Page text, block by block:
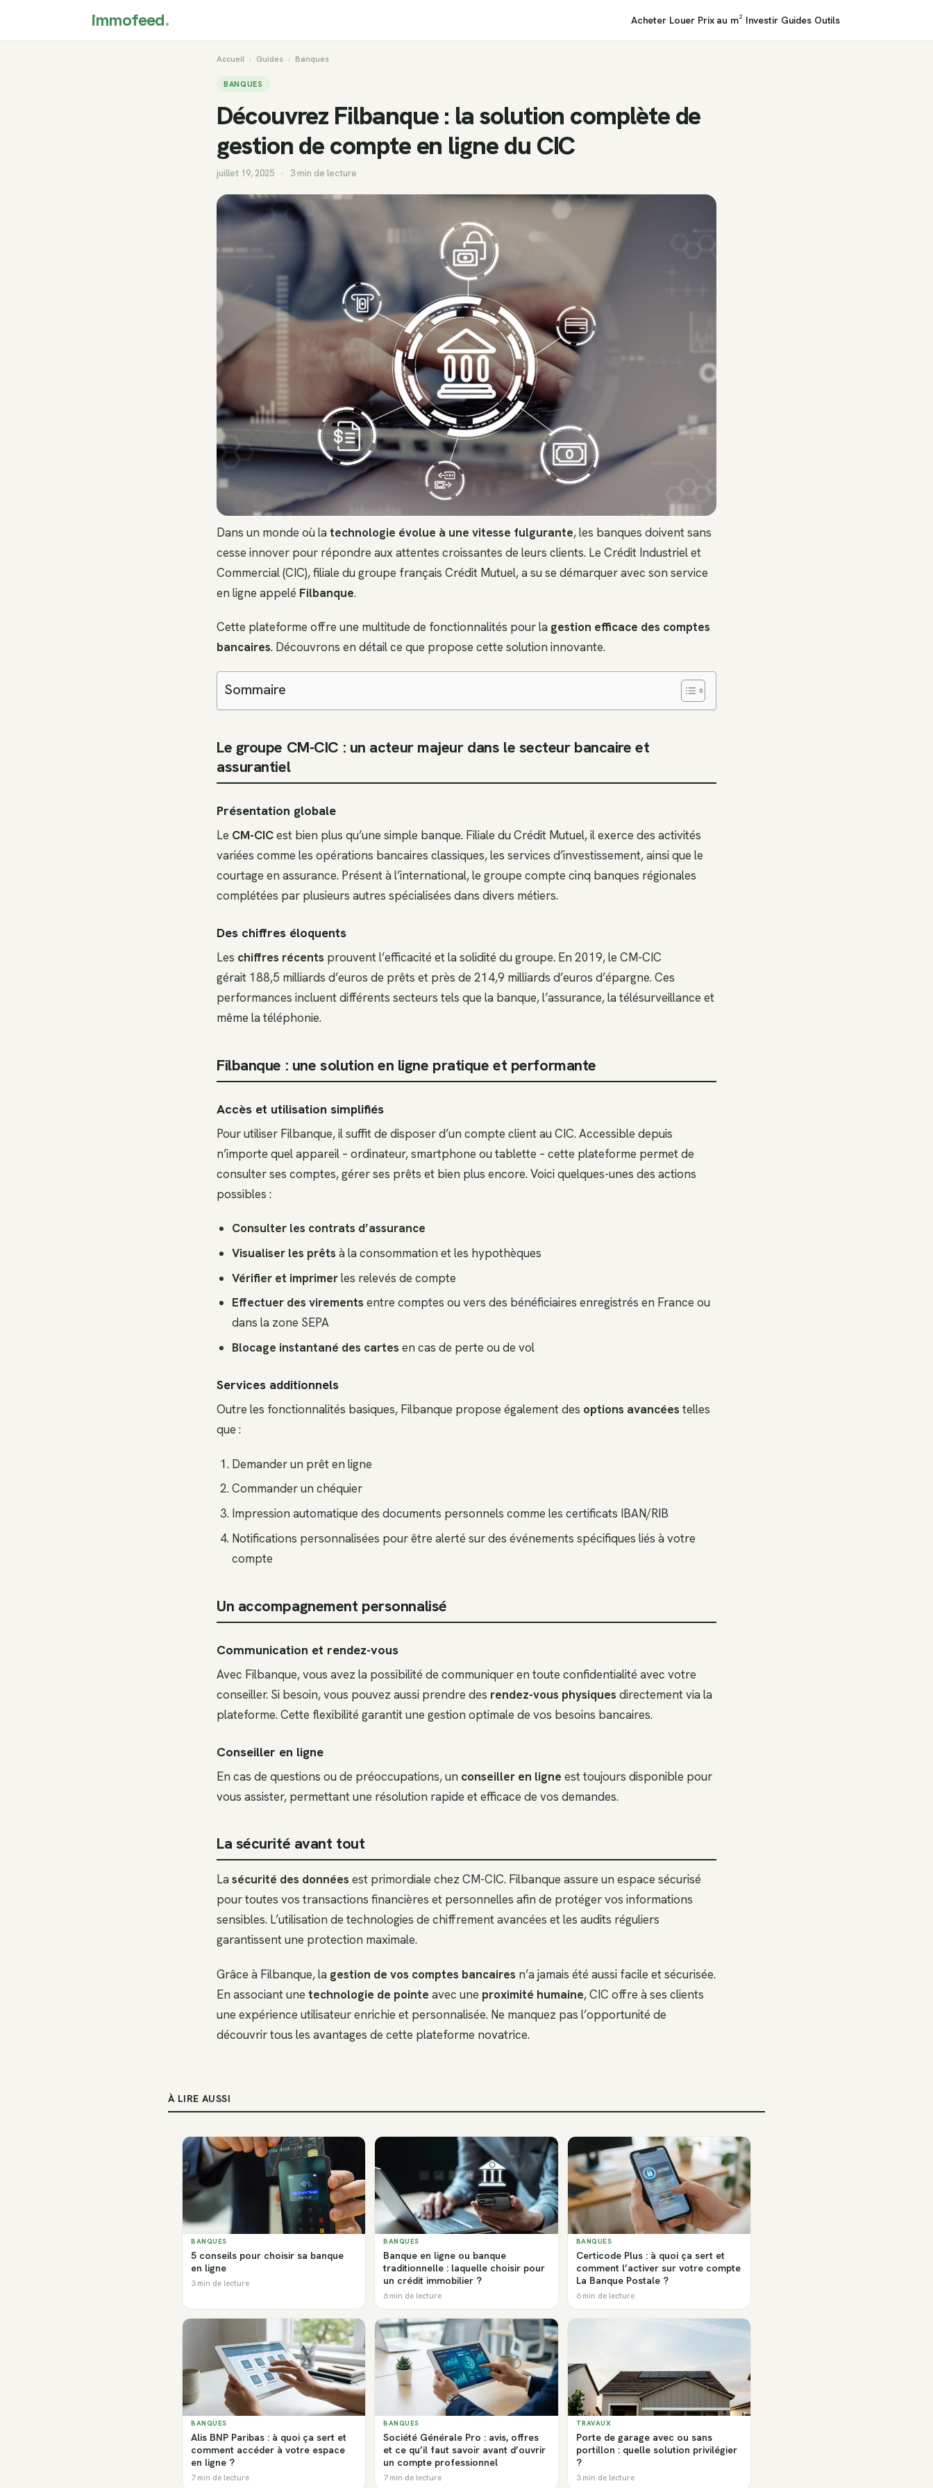
immofeed. Acheter Louer Prix au m² Investir Guides Outils
Accueil › Guides › Banques
BANQUES
Découvrez Filbanque : la solution complète de
gestion de compte en ligne du CIC
juillet 19, 2025 · 3 min de lecture
Dans un monde où la technologie évolue à une vitesse fulgurante, les banques doivent sans
cesse innover pour répondre aux attentes croissantes de leurs clients. Le Crédit Industriel et
Commercial (CIC), filiale du groupe français Crédit Mutuel, a su se démarquer avec son service
en ligne appelé Filbanque.
Cette plateforme offre une multitude de fonctionnalités pour la gestion efficace des comptes
bancaires. Découvrons en détail ce que propose cette solution innovante.
Sommaire
Le groupe CM-CIC : un acteur majeur dans le secteur bancaire et
assurantiel
Présentation globale
Le CM-CICest bien plus qu’une simple banque. Filiale du Crédit Mutuel, il exerce des activités
variées comme les opérations bancaires classiques, les services d’investissement, ainsi que le
courtage en assurance. Présent à l’international, le groupe compte cinq banques régionales
complétées par plusieurs autres spécialisées dans divers métiers.
Des chiffres éloquents
Les chiffres récents prouvent l’efficacité et la solidité du groupe. En 2019, le CM-CIC
gérait 188,5 milliards d’euros de prêts et près de 214,9 milliards d’euros d’épargne. Ces
performances incluent différents secteurs tels que la banque, l’assurance, la télésurveillance et
même la téléphonie.
Filbanque : une solution en ligne pratique et performante
Accès et utilisation simplifiés
Pour utiliser Filbanque, il suffit de disposer d’un compte client au CIC. Accessible depuis
n’importe quel appareil – ordinateur, smartphone ou tablette – cette plateforme permet de
consulter ses comptes, gérer ses prêts et bien plus encore. Voici quelques-unes des actions
possibles :
Consulter les contrats d’assurance
Visualiser les prêts à la consommation et les hypothèques
Vérifier et imprimerles relevés de compte
Effectuer des virements entre comptes ou vers des bénéficiaires enregistrés en France ou
dans la zone SEPA
Blocage instantané des cartes en cas de perte ou de vol
Services additionnels
Outre les fonctionnalités basiques, Filbanque propose également des options avancées telles
que :
Demander un prêt en ligne
Commander un chéquier
Impression automatique des documents personnels comme les certificats IBAN/RIB
Notifications personnalisées pour être alerté sur des événements spécifiques liés à votre
compte
Un accompagnement personnalisé
Communication et rendez-vous
Avec Filbanque, vous avez la possibilité de communiquer en toute confidentialité avec votre
conseiller. Si besoin, vous pouvez aussi prendre des rendez-vous physiques directement via la
plateforme. Cette flexibilité garantit une gestion optimale de vos besoins bancaires.
Conseiller en ligne
En cas de questions ou de préoccupations, un conseiller en ligne est toujours disponible pour
vous assister, permettant une résolution rapide et efficace de vos demandes.
La sécurité avant tout
La sécurité des données est primordiale chez CM-CIC. Filbanque assure un espace sécurisé
pour toutes vos transactions financières et personnelles afin de protéger vos informations
sensibles. L’utilisation de technologies de chiffrement avancées et les audits réguliers
garantissent une protection maximale.
Grâce à Filbanque, la gestion de vos comptes bancaires n’a jamais été aussi facile et sécurisée.
En associant une technologie de pointe avec une proximité humaine, CIC offre à ses clients
une expérience utilisateur enrichie et personnalisée. Ne manquez pas l’opportunité de
découvrir tous les avantages de cette plateforme novatrice.
À LIRE AUSSI
BANQUES
5 conseils pour choisir sa banque
en ligne
3 min de lecture
BANQUES
Banque en ligne ou banque
traditionnelle : laquelle choisir pour
un crédit immobilier ?
6 min de lecture
BANQUES
Certicode Plus : à quoi ça sert et
comment l’activer sur votre compte
La Banque Postale ?
6 min de lecture
BANQUES
Alis BNP Paribas : à quoi ça sert et
comment accéder à votre espace
en ligne ?
7 min de lecture
BANQUES
Société Générale Pro : avis, offres
et ce qu’il faut savoir avant d’ouvrir
un compte professionnel
7 min de lecture
TRAVAUX
Porte de garage avec ou sans
portillon : quelle solution privilégier
?
3 min de lecture